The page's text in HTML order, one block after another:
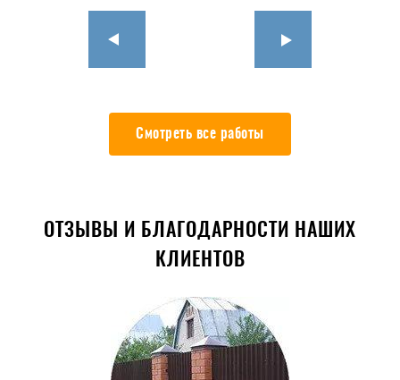
Смотреть все работы
ОТЗЫВЫ И БЛАГОДАРНОСТИ НАШИХ
КЛИЕНТОВ